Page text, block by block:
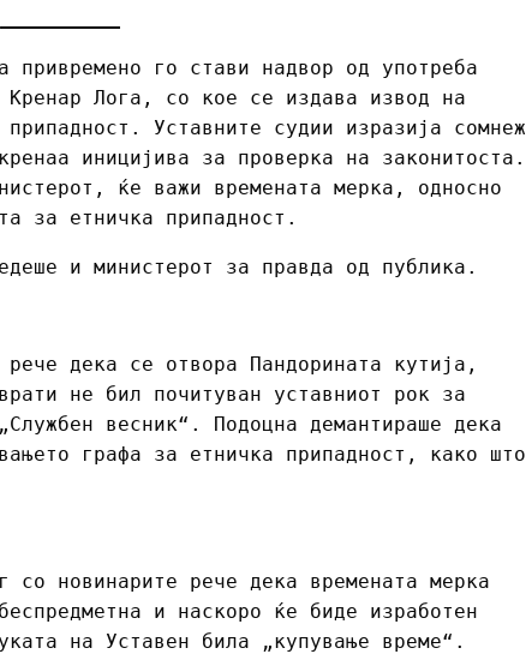
привремено го стави надвор од употреба
Кренар Лога, со кое се издава извод на
Уставните судии изразија сомнеж
иницијива за проверка на законитоста.
ќе важи времената мерка, односно
за етничка припадност.
и министерот за правда од публика.
дека се отвора Пандорината кутија,
не бил почитуван уставниот рок за
весник“. Подоцна демантираше дека
графа за етничка припадност, како што
со новинарите рече дека времената мерка
и наскоро ќе биде изработен
на Уставен била „купување време“.